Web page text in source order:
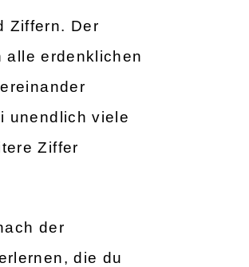
Ziffern. Der
alle erdenklichen
unendlich viele
Ziffer
der
die du